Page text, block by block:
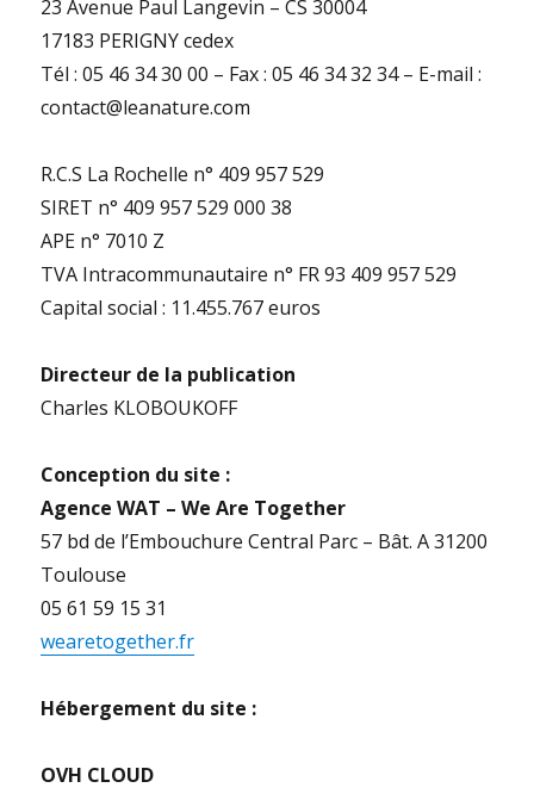
23 Avenue Paul Langevin – CS 30004
17183 PERIGNY cedex
Tél : 05 46 34 30 00 – Fax : 05 46 34 32 34 – E-mail :
contact@leanature.com
R.C.S La Rochelle n° 409 957 529
SIRET n° 409 957 529 000 38
APE n° 7010 Z
TVA Intracommunautaire n° FR 93 409 957 529
Capital social : 11.455.767 euros
Directeur de la publication
Charles KLOBOUKOFF
Conception du site :
Agence WAT – We Are Together
57 bd de l’Embouchure Central Parc – Bât. A 31200
Toulouse
05 61 59 15 31
wearetogether.fr
Hébergement du site :
OVH CLOUD